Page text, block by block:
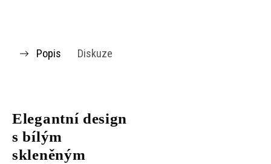
Popis Diskuze
Elegantní design
s bílým
skleněným